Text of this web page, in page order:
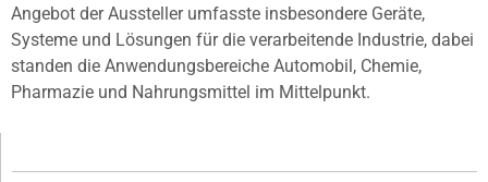
Angebot der Aussteller umfasste insbesondere Geräte,
Systeme und Lösungen für die verarbeitende Industrie, dabei
standen die Anwendungsbereiche Automobil, Chemie,
Pharmazie und Nahrungsmittel im Mittelpunkt.